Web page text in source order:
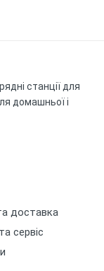
станції для
домашньої і
доставка
сервіс